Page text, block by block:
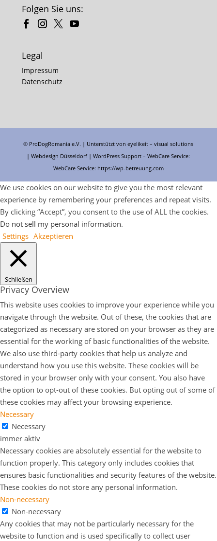
Folgen Sie uns:
Legal
Impressum
Datenschutz
© ProDogRomania e.V. | Unterstützt voneyelikeit – visual solutions
| Webdesign Düsseldorf |WordPress Support – WebCare Service:
WebCare Service: https://wp-betreuung.com
We use cookies on our website to give you the most relevant
experience by remembering your preferences and repeat visits.
By clicking “Accept”, you consent to the use of ALL the cookies.
Do not sell my personal information.
Settings Akzeptieren
Schließen
Privacy Overview
This website uses cookies to improve your experience while you
navigate through the website. Out of these, the cookies that are
categorized as necessary are stored on your browser as they are
essential for the working of basic functionalities of the website.
We also use third-party cookies that help us analyze and
understand how you use this website. These cookies will be
stored in your browser only with your consent. You also have
the option to opt-out of these cookies. But opting out of some of
these cookies may affect your browsing experience.
Necessary
Necessary
immer aktiv
Necessary cookies are absolutely essential for the website to
function properly. This category only includes cookies that
ensures basic functionalities and security features of the website.
These cookies do not store any personal information.
Non-necessary
Non-necessary
Any cookies that may not be particularly necessary for the
website to function and is used specifically to collect user